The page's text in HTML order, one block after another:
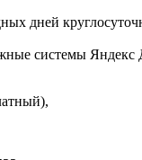
дней
системы